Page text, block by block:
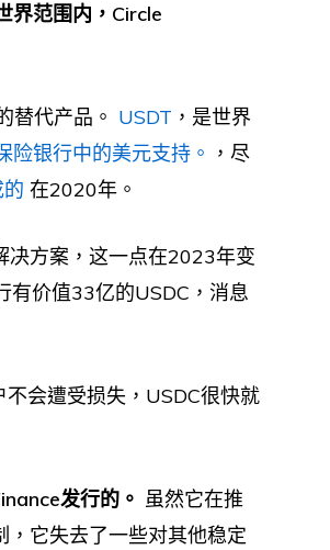
界范围内，Circle
替代产品。 USDT ，是世界
险银行中的美元支持。 ，尽
在2020年。
决方案，这一点在2023年变
有价值33亿的USDC，消息
会遭受损失，USDC很快就
发行的。 虽然它在推
它失去了一些对其他稳定